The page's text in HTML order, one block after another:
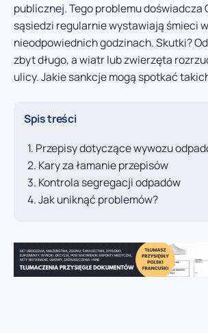
publicznej. Tego problemu doświadcza
sąsiedzi regularnie wystawiają śmieci w
nieodpowiednich godzinach. Skutki?
zbyt długo, a wiatr lub zwierzęta
ulicy. Jakie sankcje mogą spotkać
Spis treści
Przepisy dotyczące wywozu
Kary za łamanie przepisów
Kontrola segregacji odpadów
Jak uniknąć problemów?